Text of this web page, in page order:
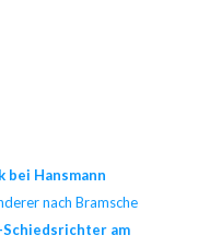
bei Hansmann
nach Bramsche
am